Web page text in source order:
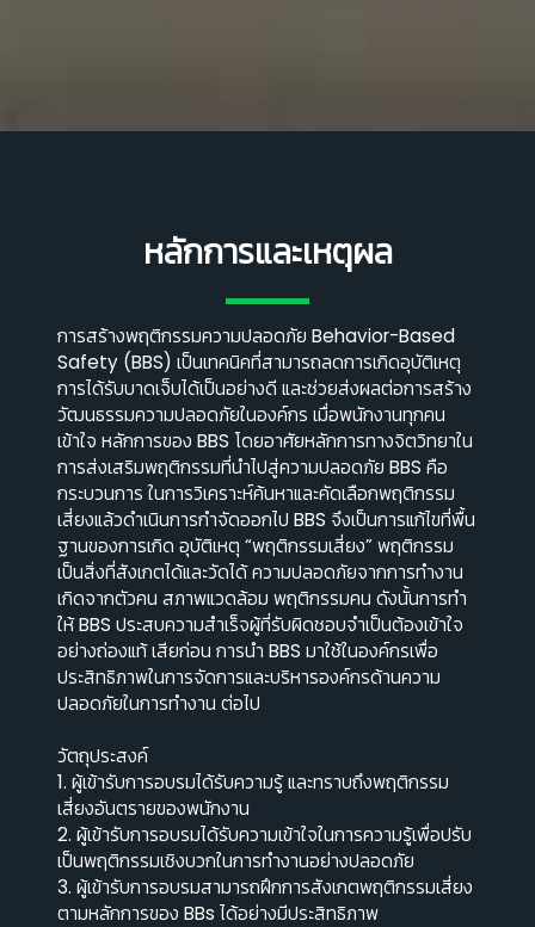
👷
หลักการและเหตุผล
การสร้างพฤติกรรมความปลอดภัย Behavior-Based
Safety (BBS) เป็นเทคนิคที่สามารถลดการเกิดอุบัติเหตุ
การได้รับบาดเจ็บได้เป็นอย่างดี และช่วยส่งผลต่อการสร้าง
วัฒนธรรมความปลอดภัยในองค์กร เมื่อพนักงานทุกคน
เข้าใจ หลักการของ BBS โดยอาศัยหลักการทางจิตวิทยาใน
การส่งเสริมพฤติกรรมที่นําไปสู่ความปลอดภัย BBS คือ
กระบวนการ ในการวิเคราะห์ค้นหาและคัดเลือกพฤติกรรม
เสี่ยงแล้วดําเนินการกําจัดออกไป BBS จึงเป็นการแก้ไขที่พื้น
ฐานของการเกิด อุบัติเหตุ “พฤติกรรมเสี่ยง” พฤติกรรม
เป็นสิ่งที่สังเกตได้และวัดได้ ความปลอดภัยจากการทํางาน
เกิดจากตัวคน สภาพแวดล้อม พฤติกรรมคน ดังนั้นการทํา
ให้ BBS ประสบความสําเร็จผู้ที่รับผิดชอบจําเป็นต้องเข้าใจ
อย่างถ่องแท้ เสียก่อน การนํา BBS มาใช้ในองค์กรเพื่อ
ประสิทธิภาพในการจัดการและบริหารองค์กรด้านความ
ปลอดภัยในการทํางาน ต่อไป
วัตถุประสงค์
1. ผู้เข้ารับการอบรมได้รับความรู้ และทราบถึงพฤติกรรม
เสี่ยงอันตรายของพนักงาน
2. ผู้เข้ารับการอบรมได้รับความเข้าใจในการความรู้เพื่อปรับ
เป็นพฤติกรรมเชิงบวกในการทํางานอย่างปลอดภัย
3. ผู้เข้ารับการอบรมสามารถฝึกการสังเกตพฤติกรรมเสี่ยง
ตามหลักการของ BBs ได้อย่างมีประสิทธิภาพ